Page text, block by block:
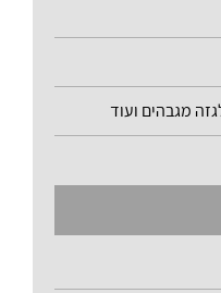
מגבהים ועוד